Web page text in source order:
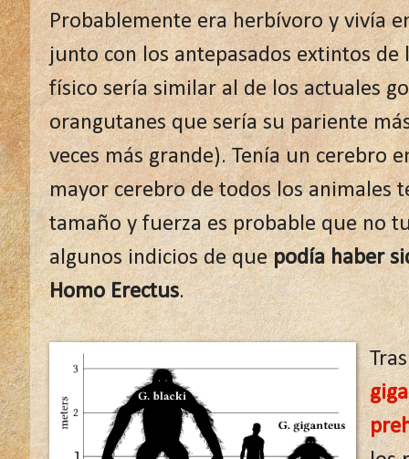
Probablemente era herbívoro y vivía
junto con los antepasados extintos de
físico sería similar al de los actuales
orangutanes que sería su pariente
veces más grande). Tenía un cerebro
mayor cerebro de todos los animales
tamaño y fuerza es probable que no
algunos indicios de quepodía haber
Homo Erectus.